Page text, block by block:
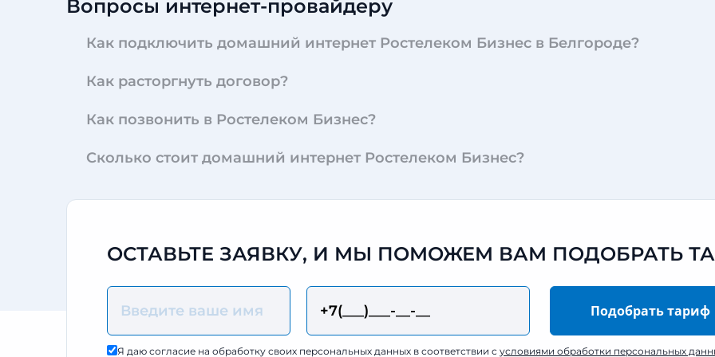
Вопросы интернет-провайдеру
Как подключить домашний интернет Ростелеком Бизнес в Белгороде?
Как расторгнуть договор?
Как позвонить в Ростелеком Бизнес?
Сколько стоит домашний интернет Ростелеком Бизнес?
ОСТАВЬТЕ ЗАЯВКУ, И МЫ ПОМОЖЕМ ВАМ ПОДОБРАТЬ
Я даю согласие на обработку своих персональных данных в соответствии с условиями обработки персональных